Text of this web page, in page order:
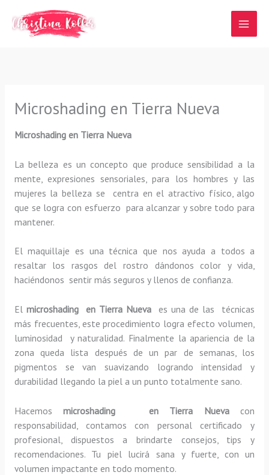
contenido
Microshading en Tierra Nueva
Microshading en Tierra Nueva
La belleza es un concepto que produce sensibilidad a la
mente, expresiones sensoriales, para los hombres y las
mujeres la belleza se centra en el atractivo físico, algo
que se logra con esfuerzo para alcanzar y sobre todo para
mantener.
El maquillaje es una técnica que nos ayuda a todos a
resaltar los rasgos del rostro dándonos color y vida,
haciéndonos sentir más seguros y llenos de confianza.
El microshading en Tierra Nueva es una de las técnicas
más frecuentes, este procedimiento logra efecto volumen,
luminosidad y naturalidad. Finalmente la apariencia de la
zona queda lista después de un par de semanas, los
pigmentos se van suavizando logrando intensidad y
durabilidad llegando la piel a un punto totalmente sano.
Hacemosmicroshading en Tierra Nuevacon
responsabilidad, contamos con personal certificado y
profesional, dispuestos a brindarte consejos, tips y
recomendaciones. Tu piel lucirá sana y fuerte, con un
volumen impactante en todo momento.